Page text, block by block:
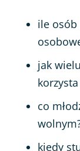
ile osób
jak
co
kiedy